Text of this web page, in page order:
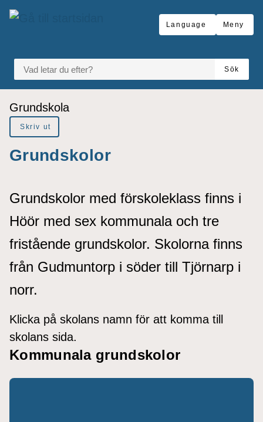
Gå till innehåll
till sidomeny
Language Meny
VAD LETAR DU EFTER?
Sök
Du är här:
Grundskola
Skriv ut
Grundskolor
Grundskolor med förskoleklass finns i
Höör med sex kommunala och tre
fristående grundskolor. Skolorna finns
från Gudmuntorp i söder till Tjörnarp i
norr.
Klicka på skolans namn för att komma till
skolans sida.
Kommunala grundskolor